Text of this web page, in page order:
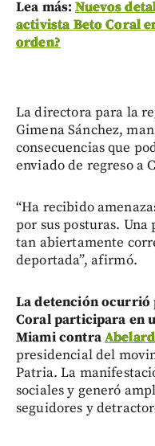
Lea más:Nuevos
activista Beto Coral
orden?
La directora para la
Gimena Sánchez,
consecuencias que
enviado de regreso a
“Ha recibido
por sus posturas. Una
tan abiertamente
deportada”, afirmó.
La detención ocurrió
Coral participara en
Miami contra
presidencial del
Patria. La
sociales y generó
seguidores y